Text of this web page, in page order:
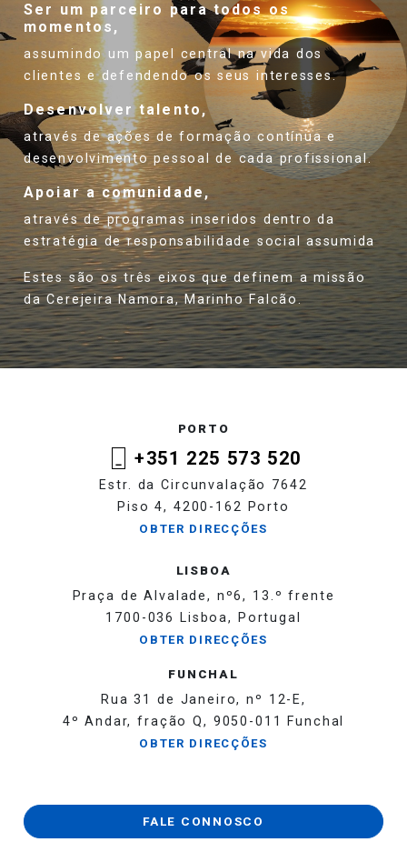
Ser um parceiro para todos os
momentos,
assumindo um papel central na vida dos
clientes e defendendo os seus interesses.
Desenvolver talento,
através de ações de formação contínua e
desenvolvimento pessoal de cada profissional.
Apoiar a comunidade,
através de programas inseridos dentro da
estratégia de responsabilidade social assumida
Estes são os três eixos que definem a missão
da Cerejeira Namora, Marinho Falcão.
PORTO
+351 225 573 520
Estr. da Circunvalação 7642
Piso 4, 4200-162 Porto
OBTER DIRECÇÕES
LISBOA
Praça de Alvalade, nº6, 13.º frente
1700-036 Lisboa, Portugal
OBTER DIRECÇÕES
FUNCHAL
Rua 31 de Janeiro, nº 12-E,
4º Andar, fração Q, 9050-011 Funchal
OBTER DIRECÇÕES
FALE CONNOSCO